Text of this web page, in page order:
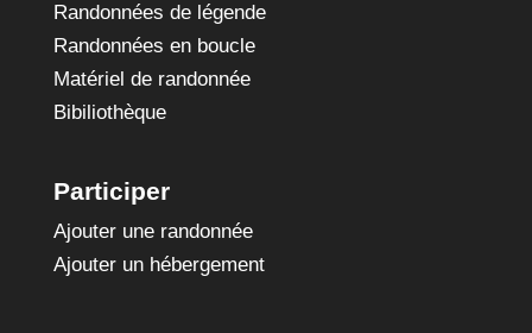
Randonnées de légende
Randonnées en boucle
Matériel de randonnée
Bibiliothèque
Participer
Ajouter une randonnée
Ajouter un hébergement